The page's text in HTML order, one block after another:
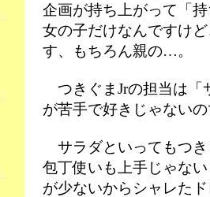
企画が持ち上がって「
女の子だけなんですけ
す、もちろん親の…。
つきぐまJrの担当は「
が苦手で好きじゃない
サラダといってもつ
包丁使いも上手じゃな
が少ないからシャレた